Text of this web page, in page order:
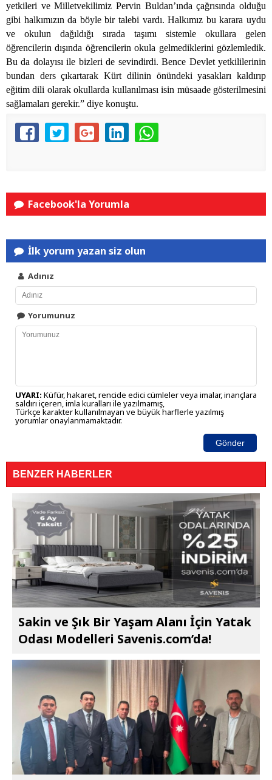
yetkileri ve Milletvekilimiz Pervin Buldan’ında çağrısında olduğu
gibi halkımızın da böyle bir talebi vardı. Halkımız bu karara uydu
ve okulun dağıldığı sırada taşımı sistemle okullara gelen
öğrencilerin dışında öğrencilerin okula gelmediklerini gözlemledik.
Bu da dolayısı ile bizleri de sevindirdi. Bence Devlet yetkililerinin
bundan ders çıkartarak Kürt dilinin önündeki yasakları kaldırıp
eğitim dili olarak okullarda kullanılması isin müsaade gösterilmesini
sağlamaları gerekir.” diye konuştu.
Facebook'la Yorumla
İlk yorum yazan siz olun
Adınız
Yorumunuz
UYARI: Küfür, hakaret, rencide edici cümleler veya imalar, inançlara
saldırı içeren, imla kuralları ile yazılmamış,
Türkçe karakter kullanılmayan ve büyük harflerle yazılmış
yorumlar onaylanmamaktadır.
Gönder
BENZER HABERLER
Sakin ve Şık Bir Yaşam Alanı İçin Yatak
Odası Modelleri Savenis.com’da!